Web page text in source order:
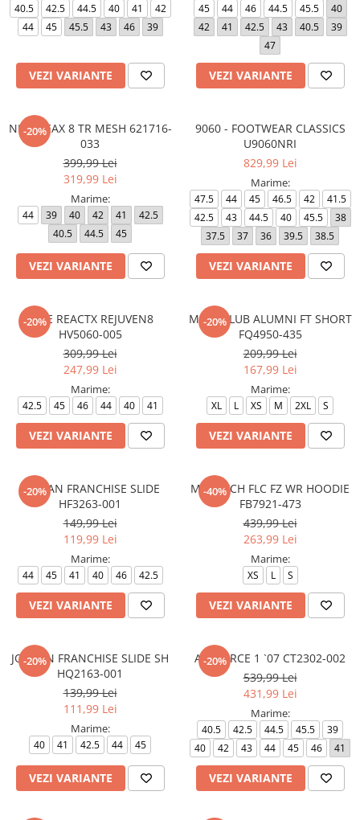
40.5 42.5 44.5 40 41
42
44
45 45.5 43 46 39
VEZI VARIANTE
45 44 46 44.5 45.5
40
42
41 42.5 43 40.5
39
47
VEZI VARIANTE
-20%
NIKE REAX 8 TR MESH 621716-
033
399,99 Lei
319,99 Lei
Marime:
44 39 40 42 41
42.5
40.5
44.5 45
VEZI VARIANTE
9060 - FOOTWEAR CLASSICS
U9060NRI
829,99 Lei
Marime:
47.5 44 45 46.5 42
41.5
42.5
43 44.5 40 45.5
38
37.5
37 36 39.5 38.5
VEZI VARIANTE
-20%
NIKE REACTX REJUVEN8
HV5060-005
309,99 Lei
247,99 Lei
Marime:
42.5 45 46 44 40 41
VEZI VARIANTE
-20%
M NK CLUB ALUMNI FT SHORT
FQ4950-435
209,99 Lei
167,99 Lei
Marime:
XL L XS M 2XL S
VEZI VARIANTE
-20%
JORDAN FRANCHISE SLIDE
HF3263-001
149,99 Lei
119,99 Lei
Marime:
44 45 41 40 46 42.5
VEZI VARIANTE
-40%
M NK TCH FLC FZ WR HOODIE
FB7921-473
439,99 Lei
263,99 Lei
Marime:
XS L S
VEZI VARIANTE
-20%
JORDAN FRANCHISE SLIDE SH
HQ2163-001
139,99 Lei
111,99 Lei
Marime:
40 41 42.5 44 45
VEZI VARIANTE
-20%
AIR FORCE 1 `07 CT2302-002
539,99 Lei
431,99 Lei
Marime:
40.5 42.5 44.5 45.5
39
40
42 43 44 45 46 41
VEZI VARIANTE